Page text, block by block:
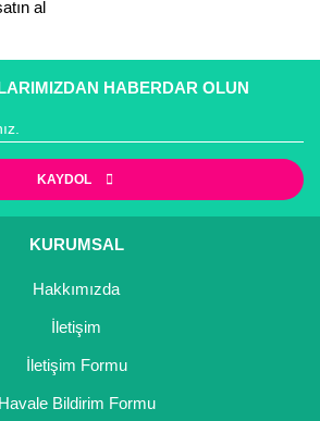
al
HABERDAR OLUN
KAYDOL
KURUMSAL
Hakkımızda
İletişim
İletişim Formu
Havale Bildirim Formu